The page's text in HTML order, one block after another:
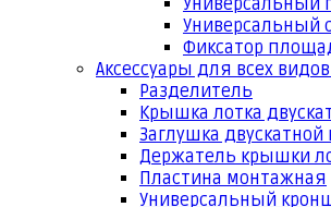
Универсальный
Универсальный
Фиксатор
Аксессуары для всех
Разделитель
Крышка лотка
Заглушка
Держатель крышки
Пластина монтажная
Универсальный